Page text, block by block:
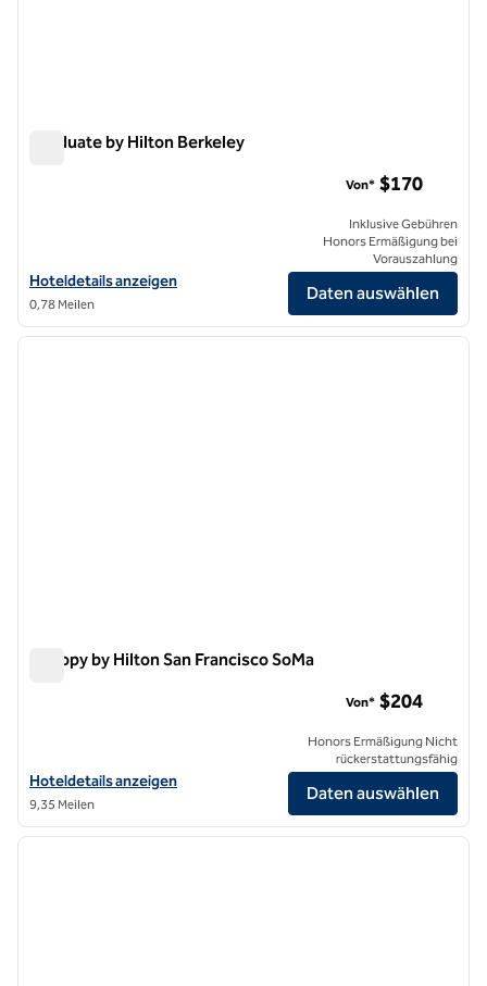
Graduate by Hilton Berkeley
Hoteldetails für Graduate by Hilton Berkeley anzeigen
Hoteldetails anzeigen
0,78 Meilen
Von* $170
Inklusive Gebühren
Honors Ermäßigung bei
Vorauszahlung
Daten auswählen
1/12
1 von 12
Canopy by Hilton San Francisco SoMa
Hoteldetails für Canopy by Hilton San Francisco SoMa anzeigen
Hoteldetails anzeigen
9,35 Meilen
Von* $204
Honors Ermäßigung Nicht
rückerstattungsfähig
Daten auswählen
1/12
1 von 12